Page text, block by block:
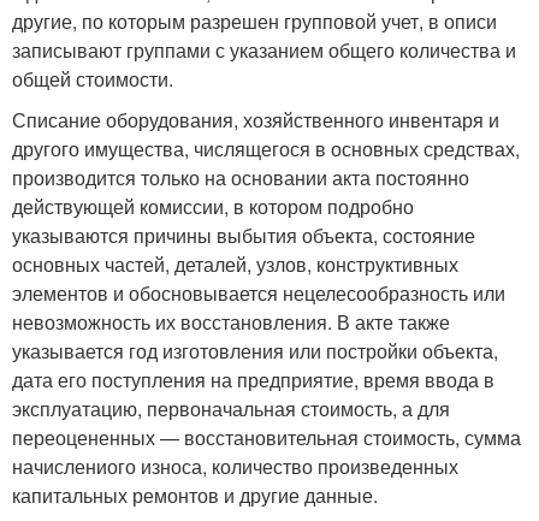
другие, по которым разрешен групповой учет, в описи
записывают группами с указанием общего количества и
общей стоимости.
Списание оборудования, хозяйственного инвентаря и
другого имущества, числящегося в основных средствах,
производится только на основании акта постоянно
действующей комиссии, в котором подробно
указываются причины выбытия объекта, состояние
основных частей, деталей, узлов, конструктивных
элементов и обосновывается нецелесообразность или
невозможность их восстановления. В акте также
указывается год изготовления или постройки объекта,
дата его поступления на предприятие, время ввода в
эксплуатацию, первоначальная стоимость, а для
переоцененных — восстановительная стоимость, сумма
начислениого износа, количество произведенных
капитальных ремонтов и другие данные.